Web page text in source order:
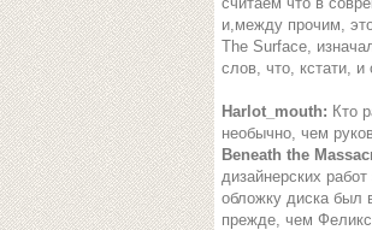
и,между прочим,
The Surface,
слов, что, кстати,
Harlot_mouth: Кто
необычно, чем
Beneath the
дизайнерских
обложку диска был
прежде, чем